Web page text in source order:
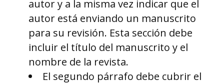
autor y a la misma vez indicar que el
autor está enviando un manuscrito
para su revisión. Esta sección debe
incluir el título del manuscrito y el
nombre de la revista.
El segundo párrafo debe cubrir el